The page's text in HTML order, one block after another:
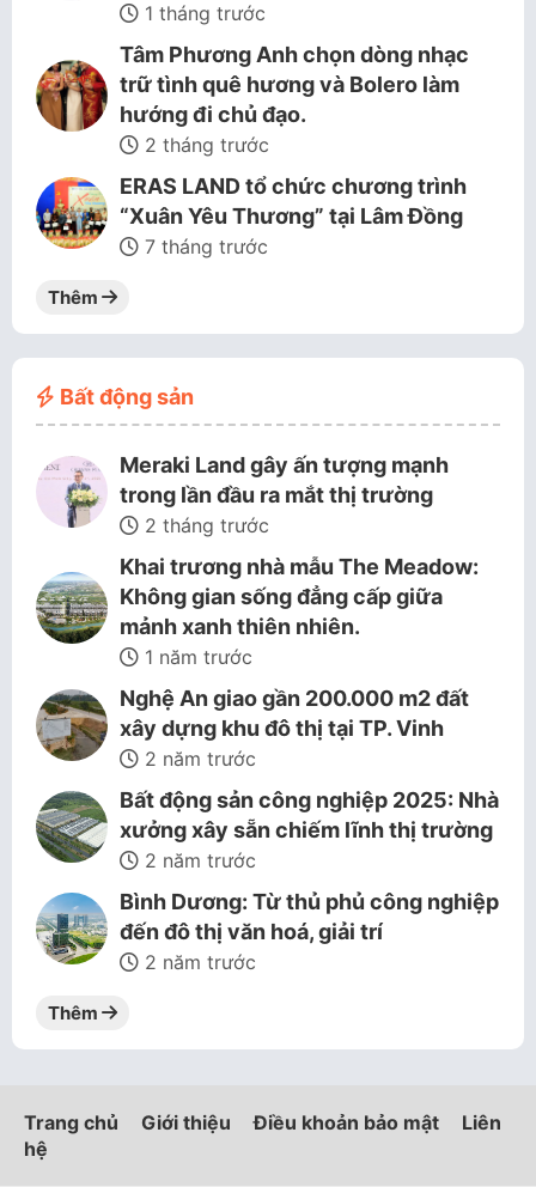
1 tháng trước
Tâm Phương Anh chọn dòng nhạc
trữ tình quê hương và Bolero làm
hướng đi chủ đạo.
2 tháng trước
ERAS LAND tổ chức chương trình
“Xuân Yêu Thương” tại Lâm Đồng
7 tháng trước
Thêm
Bất động sản
Meraki Land gây ấn tượng mạnh
trong lần đầu ra mắt thị trường
2 tháng trước
Khai trương nhà mẫu The Meadow:
Không gian sống đẳng cấp giữa
mảnh xanh thiên nhiên.
1 năm trước
Nghệ An giao gần 200.000 m2 đất
xây dựng khu đô thị tại TP. Vinh
2 năm trước
Bất động sản công nghiệp 2025: Nhà
xưởng xây sẵn chiếm lĩnh thị trường
2 năm trước
Bình Dương: Từ thủ phủ công nghiệp
đến đô thị văn hoá, giải trí
2 năm trước
Thêm
Trang chủ Giới thiệu Điều khoản bảo mật
Liên
hệ